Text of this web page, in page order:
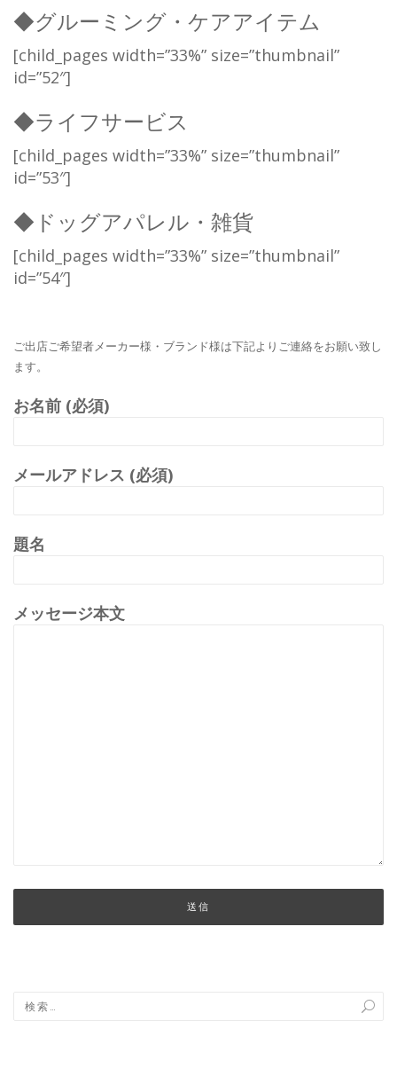
◆グルーミング・ケアアイテム
[child_pages width=”33%” size=”thumbnail”
id=”52″]
◆ライフサービス
[child_pages width=”33%” size=”thumbnail”
id=”53″]
◆ドッグアパレル・雑貨
[child_pages width=”33%” size=”thumbnail”
id=”54″]
ご出店ご希望者メーカー様・ブランド様は下記よりご連絡をお願い致し
ます。
お名前 (必須)
メールアドレス (必須)
題名
メッセージ本文